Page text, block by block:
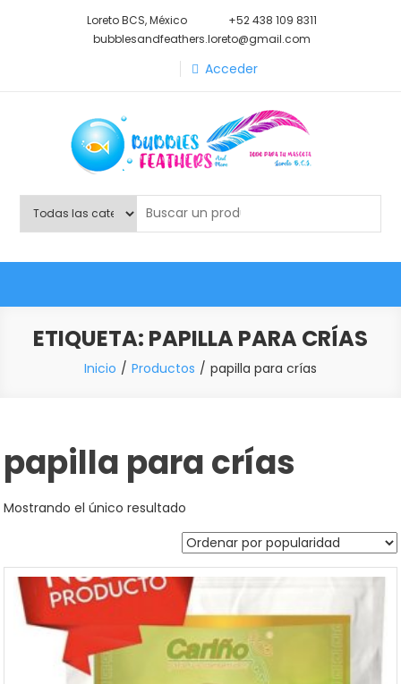
Loreto BCS, México
+52 438 109 8311
bubblesandfeathers.loreto@gmail.com
Acceder
Shop Bubbles Feathers And
More
ETIQUETA: PAPILLA PARA CRÍAS
Inicio Productos papilla para crías
papilla para crías
Mostrando el único resultado